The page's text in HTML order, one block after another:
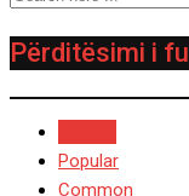
Përditësimi i
Popular
Common